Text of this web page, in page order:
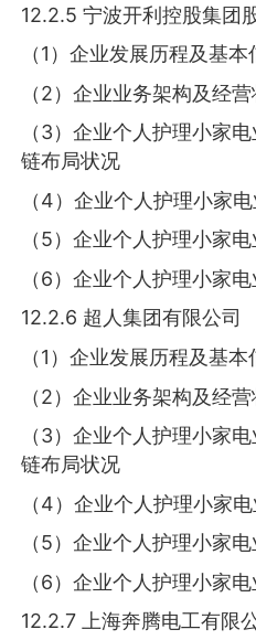
12.2.5 宁波开利控股集团
（1）企业发展历程及基本
（2）企业业务架构及经
（3）企业个人护理小家
链布局状况
（4）企业个人护理小家
（5）企业个人护理小家
（6）企业个人护理小家
12.2.6 超人集团有限公司
（1）企业发展历程及基本
（2）企业业务架构及经
（3）企业个人护理小家
链布局状况
（4）企业个人护理小家
（5）企业个人护理小家
（6）企业个人护理小家
12.2.7 上海奔腾电工有限